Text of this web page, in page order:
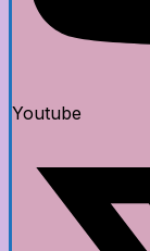
Youtube